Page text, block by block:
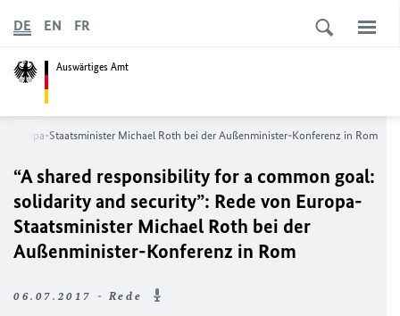
Auswärtiges Amt
DE EN FR
Europa-Staatsminister Michael Roth bei der Außenminister-Konferenz in Rom
“A shared responsibility for a common goal:
solidarity and security”: Rede von Europa-
Staatsminister Michael Roth bei der
Außenminister-Konferenz in Rom
06.07.2017 - Rede